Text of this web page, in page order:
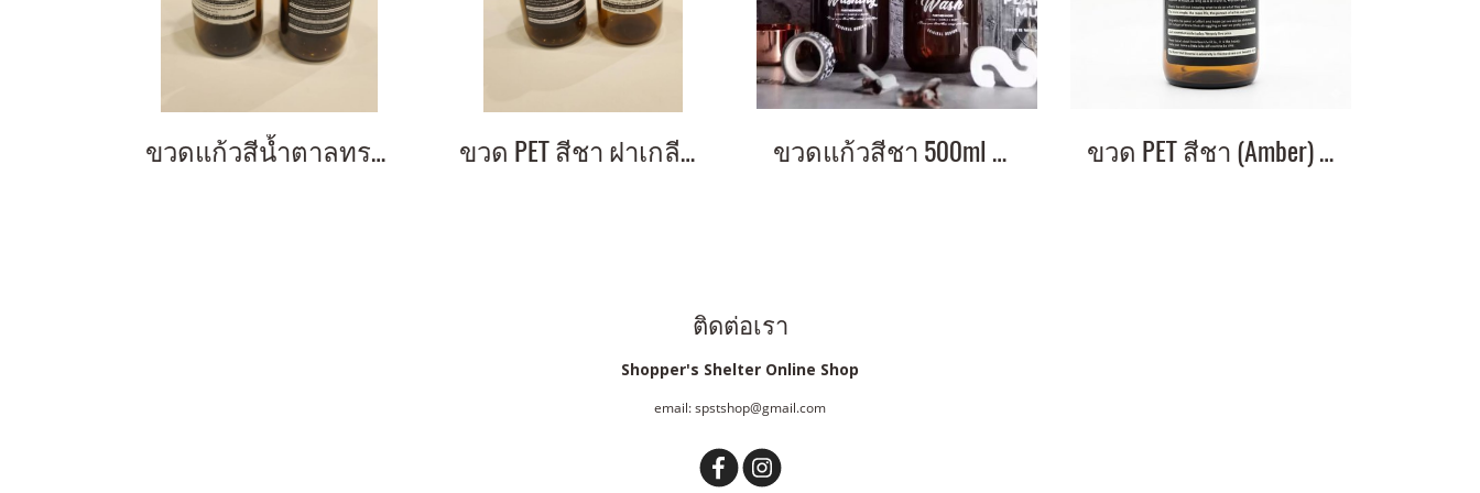
ขวดแก้วสีน้ำตาลทรงกลม พร้อมหัวปั๊มกด 500ml ขวด PET สีชา ฝาเกลียวสีดำ ทรงกลม ฉลากมินิมอล ขวดแก้วสีชา 500ml พร้อมหัวปั๊ม ขวด PET สีชา (Amber) ฝาเกลียว สีดำ ทรงกลม / บ่ามน
ติดต่อเรา
Shopper's Shelter Online Shop
email: spstshop@gmail.com